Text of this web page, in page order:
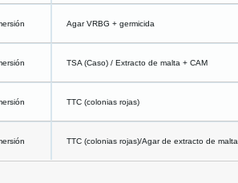
Agar VRBG + germicida
TSA (Caso) / Extracto de malta + CAM
TTC (colonias rojas)
TTC (colonias rojas)/Agar de extracto de malta